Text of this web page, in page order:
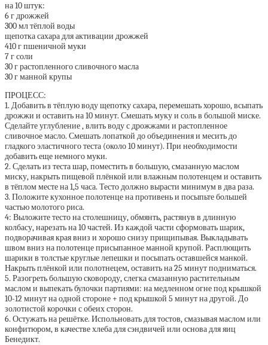
на 10 штук:
6 г дрожжей
300 мл тёплой воды
щепотка сахара для активации дрожжей
410 г пшеничной муки
7 г соли
30 г растопленного сливочного масла
30 г манной крупы
ПРОЦЕСС:
1. Добавить в тёплую воду щепотку сахара, перемешать хорошо, всыпать
дрожжи и оставить на 10 минут. Смешать муку и соль в большой миске.
Сделайте углубление , влить воду с дрожжами и растопленное
сливочное масло. Смешать лопаткой до объединения и месить до
гладкого эластичного теста (около 10 минут). При необходимости
добавить еще немного муки.
2. Сделать из теста шар, поместить в большую, смазанную маслом
миску, накрыть пищевой плёнкой или влажным полотенцем и оставить
в тёплом месте на 1,5 часа. Тесто должно вырасти минимум в два раза.
3. Положите кухонное полотенце на противень и посыпьте большей
частью молотого риса.
4: Выложите тесто на столешницу, обмянть, растянув в длинную
колбасу, нарезать на 10 частей. Из каждой части сформовать шарик,
подворачивая края вниз и хорошо снизу прищипывая. Выкладывать
швом вниз на полотенце присыпанное манной крупой. Расплющить
шарики в толстые круглые лепешки и посыпать оставшейся манкой.
Накрыть плёнкой или полотнецем, оставить на 25 минут подниматься.
5. Разогреть большую сковороду, слегка смазанную растительным
маслом и выпекать булочки партиями: на медленном огне под крышкой
10-12 минут на одной стороне + под крышкой 5 минут на другой. До
золотистой корочки с обеих сторон.
6. Остужать на решётке. Испольновать для тостов, смазывая маслом или
конфитюром, в качестве хлеба для сэндвичей или основа для яиц
Бенедикт.